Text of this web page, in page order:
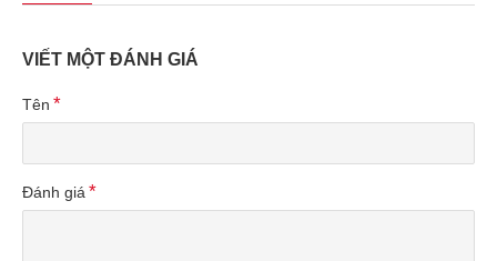
VIẾT MỘT ĐÁNH GIÁ
Tên
Đánh giá